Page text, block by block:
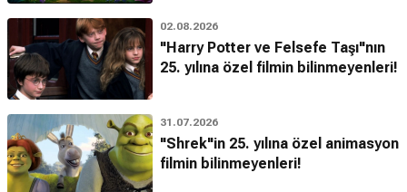
02.08.2026
"Harry Potter ve Felsefe Taşı"nın
25. yılına özel filmin bilinmeyenleri!
31.07.2026
"Shrek"in 25. yılına özel animasyon
filmin bilinmeyenleri!